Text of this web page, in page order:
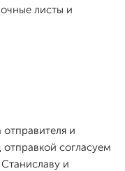
листы и
и
согласуем
и